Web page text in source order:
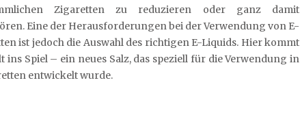
Zigaretten zu reduzieren oder ganz damit
Eine der Herausforderungen bei der Verwendung von E-
ist jedoch die Auswahl des richtigen E-Liquids. Hier kommt
ins Spiel – ein neues Salz, das speziell für die Verwendung in
entwickelt wurde.